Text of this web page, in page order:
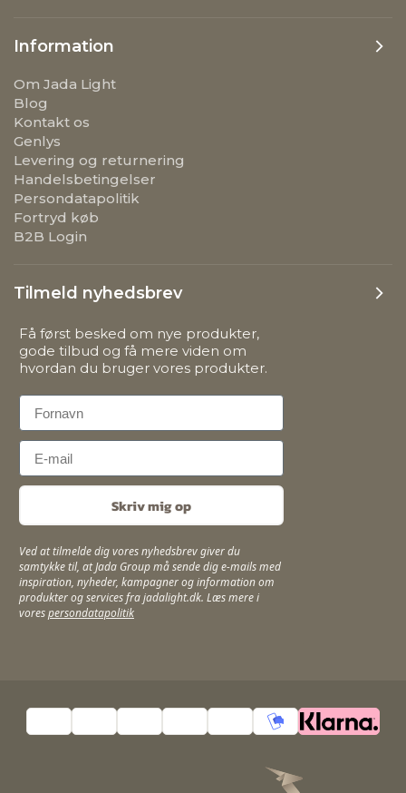
Information
Om Jada Light
Blog
Kontakt os
Genlys
Levering og returnering
Handelsbetingelser
Persondatapolitik
Fortryd køb
B2B Login
Tilmeld nyhedsbrev
Få først besked om nye produkter,
gode tilbud og få mere viden om
hvordan du bruger vores produkter.
First Name
Email
Skriv mig op
Ved at tilmelde dig vores nyhedsbrev giver du
samtykke til, at Jada Group må sende dig e-mails med
inspiration, nyheder, kampagner og information om
produkter og services fra jadalight.dk. Læs mere i
vorespersondatapolitik